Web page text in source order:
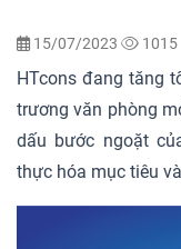
15/07/2023 1015
HTcons đang tăng
trương văn phòng
dấu bước ngoặt
thực hóa mục tiêu